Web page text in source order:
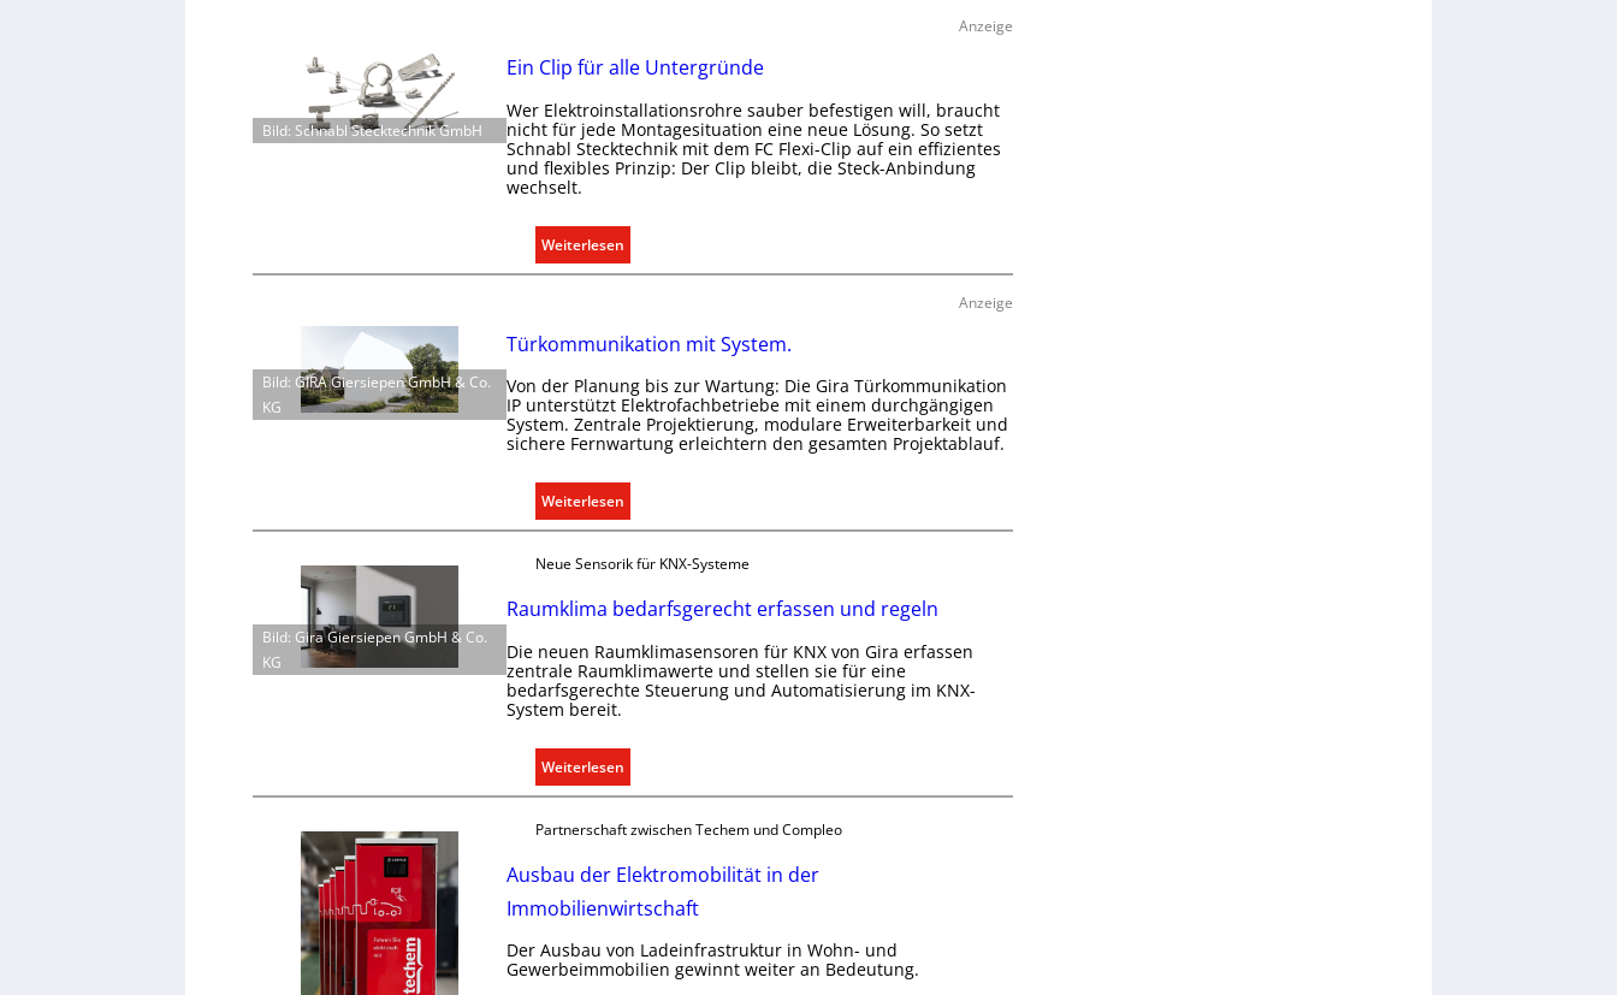
Anzeige
Bild: Schnabl Stecktechnik GmbH
Ein Clip für alle Untergründe
Wer Elektroinstallationsrohre sauber befestigen will, braucht
nicht für jede Montagesituation eine neue Lösung. So setzt
Schnabl Stecktechnik mit dem FC Flexi-Clip auf ein effizientes
und flexibles Prinzip: Der Clip bleibt, die Steck-Anbindung
wechselt.
Weiterlesen:
E
C
i
p
f
r
a
l
U
n
t
e
g
r
ü
n
e
Anzeige
Bild: GIRA Giersiepen GmbH & Co.
KG
Türkommunikation mit System.
Von der Planung bis zur Wartung: Die Gira Türkommunikation
IP unterstützt Elektrofachbetriebe mit einem durchgängigen
System. Zentrale Projektierung, modulare Erweiterbarkeit und
sichere Fernwartung erleichtern den gesamten Projektablauf.
Weiterlesen:
T
r
k
m
m
u
i
k
a
t
o
n
i
t
Bild: Gira Giersiepen GmbH & Co.
KG
Neue Sensorik für KNX-Systeme
Raumklima bedarfsgerecht erfassen und regeln
Die neuen Raumklimasensoren für KNX von Gira erfassen
zentrale Raumklimawerte und stellen sie für eine
bedarfsgerechte Steuerung und Automatisierung im KNX-
System bereit.
Weiterlesen:
R
u
m
l
i
m
Partnerschaft zwischen Techem und Compleo
Ausbau der Elektromobilität in der
Immobilienwirtschaft
Der Ausbau von Ladeinfrastruktur in Wohn- und
Gewerbeimmobilien gewinnt weiter an Bedeutung.